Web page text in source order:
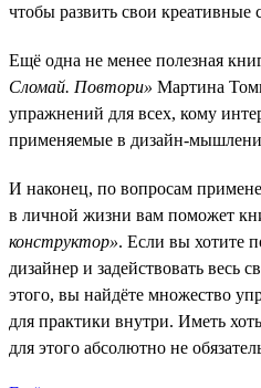
чтобы развить свои креативные
Ещё одна не менее полезная
Сломай. Повтори» Мартина
упражнений для всех, кому
применяемые в дизайн-
И наконец, по вопросам
в личной жизни вам поможет
конструктор». Если вы хотите
дизайнер и задействовать весь
этого, вы найдёте множество
для практики внутри. Иметь
для этого абсолютно не